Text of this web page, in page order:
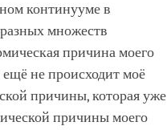
континууме в
множеств
причина моего
не происходит моё
причины, которая уже
причины моего